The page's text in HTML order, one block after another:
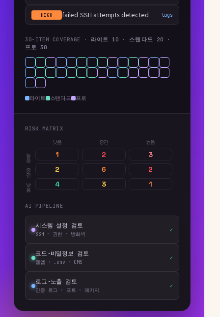
HIGH failed SSH attempts detected logs
30-ITEM COVERAGE · 라이트 10 · 스탠다드 20 ·
프로 30
라이트 스탠다드 프로
RISK MATRIX
낮음 중간 높음
높음 1 2 3
중간 2 6 2
낮음 4 3 1
AI PIPELINE
시스템 설정 검토
SSH · 권한 · 방화벽
✓
코드·비밀정보 검토
웹앱 · .env · CMS
✓
로그·노출 검토
인증 로그 · 포트 · 패키지
✓